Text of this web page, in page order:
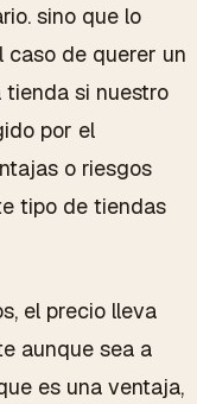
sino que lo
caso de querer un
si nuestro
por el
o riesgos
tipo de tiendas
el precio lleva
aunque sea a
es una ventaja,